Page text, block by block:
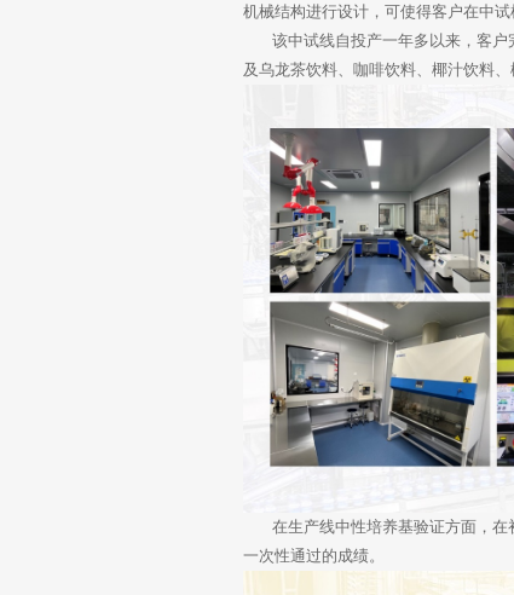
机械结构进行设计，可使得客户在中
该中试线自投产一年多以来，客户
及乌龙茶饮料、咖啡饮料、椰汁饮料
在生产线中性培养基验证方面，在
一次性通过的成绩。